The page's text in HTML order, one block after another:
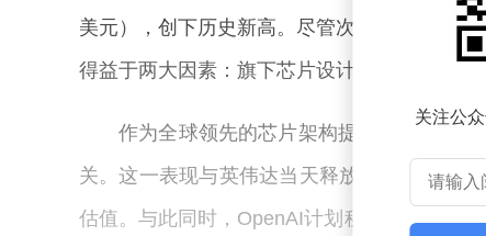
美元），创下历史新高。尽管次日股价回落
得益于两大因素：旗下芯片设计公司ARM的
作为全球领先的芯片架构提供商，ARM
关。这一表现与英伟达当天释放的积极信号
估值。与此同时，OpenAI计划秘密递交IPO
关注公